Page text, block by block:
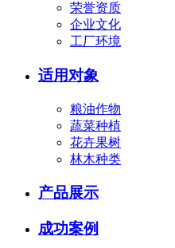
荣誉资质
企业文化
工厂环境
适用对象
粮油作物
蔬菜种植
花卉果树
林木种类
产品展示
成功案例